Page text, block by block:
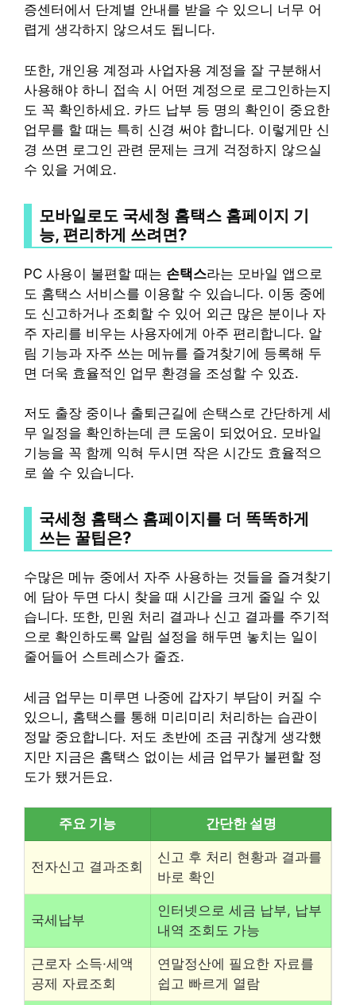
증센터에서 단계별 안내를 받을 수 있으니 너무 어
렵게 생각하지 않으셔도 됩니다.
또한, 개인용 계정과 사업자용 계정을 잘 구분해서
사용해야 하니 접속 시 어떤 계정으로 로그인하는지
도 꼭 확인하세요. 카드 납부 등 명의 확인이 중요한
업무를 할 때는 특히 신경 써야 합니다. 이렇게만 신
경 쓰면 로그인 관련 문제는 크게 걱정하지 않으실
수 있을 거예요.
모바일로도 국세청 홈택스 홈페이지 기
능, 편리하게 쓰려면?
PC 사용이 불편할 때는 손택스라는 모바일 앱으로
도 홈택스 서비스를 이용할 수 있습니다. 이동 중에
도 신고하거나 조회할 수 있어 외근 많은 분이나 자
주 자리를 비우는 사용자에게 아주 편리합니다. 알
림 기능과 자주 쓰는 메뉴를 즐겨찾기에 등록해 두
면 더욱 효율적인 업무 환경을 조성할 수 있죠.
저도 출장 중이나 출퇴근길에 손택스로 간단하게 세
무 일정을 확인하는데 큰 도움이 되었어요. 모바일
기능을 꼭 함께 익혀 두시면 작은 시간도 효율적으
로 쓸 수 있습니다.
국세청 홈택스 홈페이지를 더 똑똑하게
쓰는 꿀팁은?
수많은 메뉴 중에서 자주 사용하는 것들을 즐겨찾기
에 담아 두면 다시 찾을 때 시간을 크게 줄일 수 있
습니다. 또한, 민원 처리 결과나 신고 결과를 주기적
으로 확인하도록 알림 설정을 해두면 놓치는 일이
줄어들어 스트레스가 줄죠.
세금 업무는 미루면 나중에 갑자기 부담이 커질 수
있으니, 홈택스를 통해 미리미리 처리하는 습관이
정말 중요합니다. 저도 초반에 조금 귀찮게 생각했
지만 지금은 홈택스 없이는 세금 업무가 불편할 정
도가 됐거든요.
주요 기능 간단한 설명
전자신고 결과조회
신고 후 처리 현황과 결과를
바로 확인
국세납부
인터넷으로 세금 납부, 납부
내역 조회도 가능
근로자 소득·세액
공제 자료조회
연말정산에 필요한 자료를
쉽고 빠르게 열람